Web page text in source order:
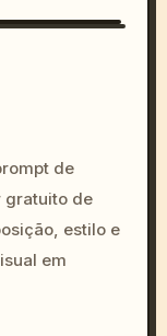
--v 6.0
de
gratuito de
estilo e
em